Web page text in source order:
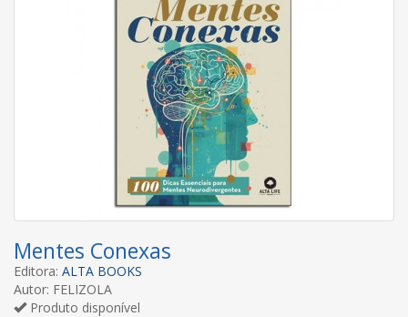
Mentes Conexas
Editora: ALTA BOOKS
Autor: FELIZOLA
Produto disponível